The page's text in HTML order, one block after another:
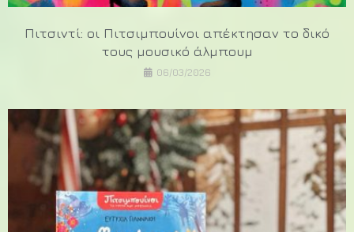
Πιτσιντί: οι Πιτσιμπουίνοι απέκτησαν το δικό
τους μουσικό άλμπουμ
06/03/2026